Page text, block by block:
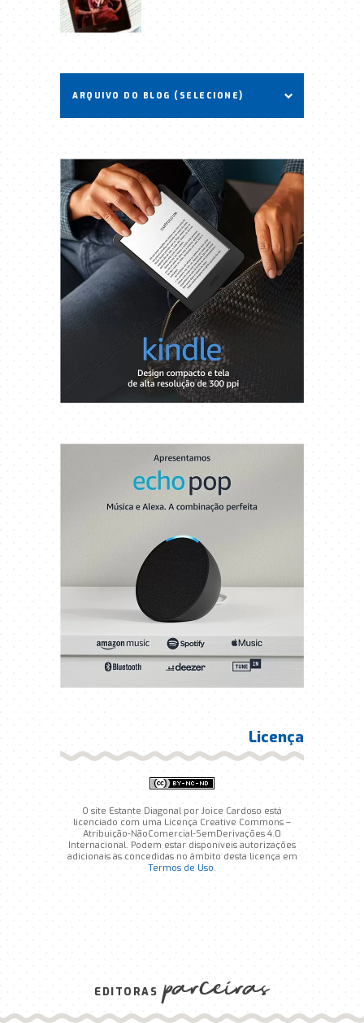
ARQUIVO DO BLOG (SELECIONE)
Licença
O site Estante Diagonal por Joice Cardoso está
licenciado com uma Licença Creative Commons –
Atribuição-NãoComercial-SemDerivações 4.0
Internacional. Podem estar disponíveis autorizações
adicionais às concedidas no âmbito desta licença em
Termos de Uso.
EDITORAS parceiras